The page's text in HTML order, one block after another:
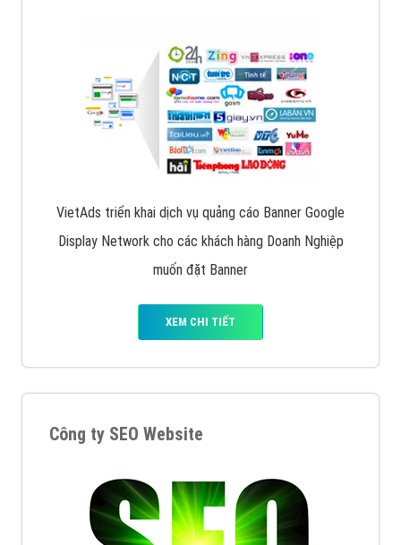
VietAds triển khai dịch vụ quảng cáo Banner Google
Display Network cho các khách hàng Doanh Nghiệp
muốn đặt Banner
XEM CHI TIẾT
Công ty SEO Website